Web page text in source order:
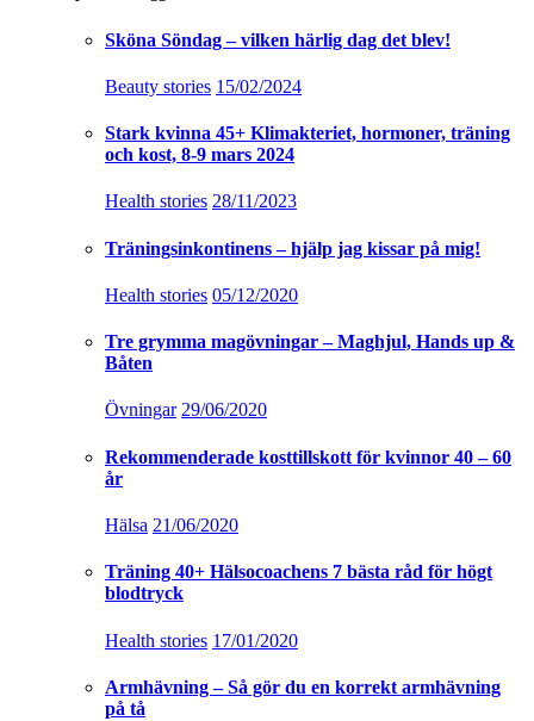
Sköna Söndag – vilken härlig dag det blev!
Beauty stories 15/02/2024
Stark kvinna 45+ Klimakteriet, hormoner, träning
och kost, 8-9 mars 2024
Health stories 28/11/2023
Träningsinkontinens – hjälp jag kissar på mig!
Health stories 05/12/2020
Tre grymma magövningar – Maghjul, Hands up &
Båten
Övningar 29/06/2020
Rekommenderade kosttillskott för kvinnor 40 – 60
år
Hälsa 21/06/2020
Träning 40+ Hälsocoachens 7 bästa råd för högt
blodtryck
Health stories 17/01/2020
Armhävning – Så gör du en korrekt armhävning
på tå